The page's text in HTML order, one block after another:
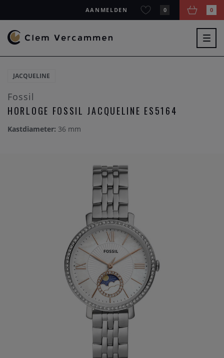
AANMELDEN 0 0
JACQUELINE
Fossil
HORLOGE FOSSIL JACQUELINE ES5164
Kastdiameter: 36 mm